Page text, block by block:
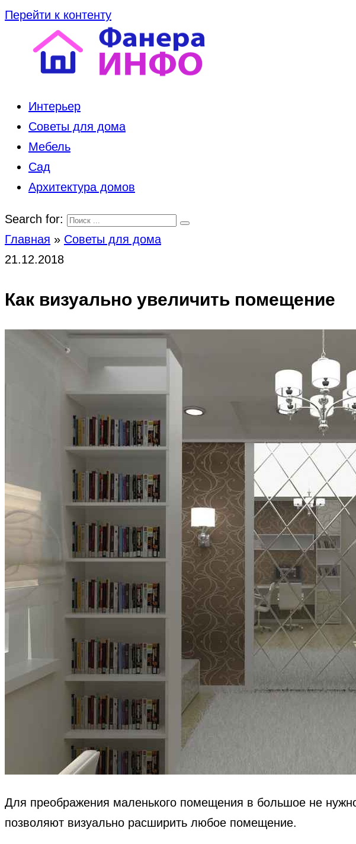
Перейти к контенту
Интерьер
Советы для дома
Мебель
Сад
Архитектура домов
Search for:
Главная » Советы для дома
21.12.2018
Как визуально увеличить помещение
Для преображения маленького помещения в большое не
позволяют визуально расширить любое помещение.